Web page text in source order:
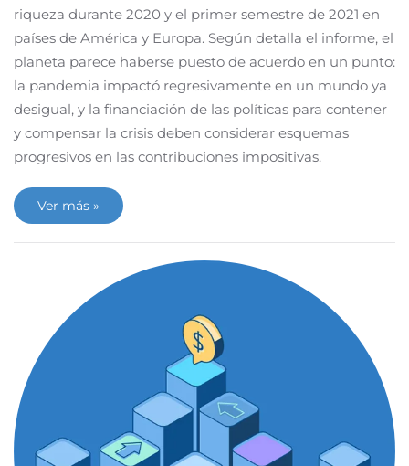
riqueza durante 2020 y el primer semestre de 2021 en
países de América y Europa. Según detalla el informe, el
planeta parece haberse puesto de acuerdo en un punto:
la pandemia impactó regresivamente en un mundo ya
desigual, y la financiación de las políticas para contener
y compensar la crisis deben considerar esquemas
progresivos en las contribuciones impositivas.
Ver más »